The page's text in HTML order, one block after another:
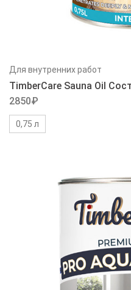
Для внутренних работ
TimberCare Sauna Oil
2850₽
0,75 л